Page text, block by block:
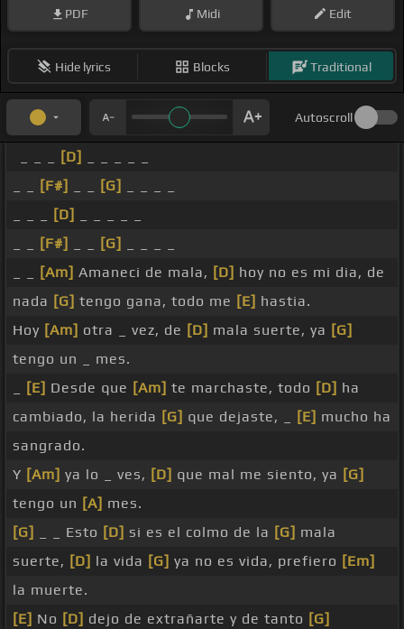
PDF Midi Edit
Hide lyrics Blocks Traditional
Autoscroll
[D]
[F#] [G]
[D]
[F#] [G]
[Am] Amaneci de mala, [D] hoy no es mi dia, de
nada [G] tengo gana, todo me [E] hastia.
Hoy [Am] otra _ vez, de [D] mala suerte, ya [G]
tengo un _ mes.
[E] Desde que [Am] te marchaste, todo [D] ha
cambiado, la herida [G] que dejaste, _ [E] mucho ha
sangrado.
Y [Am] ya lo _ ves, [D] que mal me siento, ya [G]
tengo un [A] mes.
[G]
_ _ Esto [D] si es el colmo de la [G] mala
suerte, [D] la vida [G] ya no es vida, prefiero [Em]
la muerte.
[E] No [D] dejo de extrañarte y de tanto [G]